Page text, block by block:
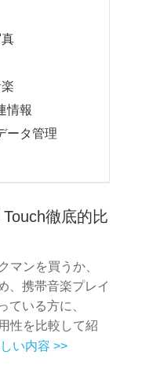
情報
ータ管理
徹底的比
マンを買うか、
、携帯音楽プレイ
ている方に、
性を比較して紹
い内容 >>